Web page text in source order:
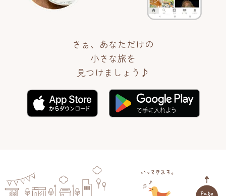
さぁ、あなただけの
小さな旅を
見つけましょう♪